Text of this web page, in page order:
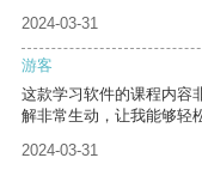
2024-03-31
游客
这款学习软件的课程内容
解非常生动，让我能够轻
2024-03-31